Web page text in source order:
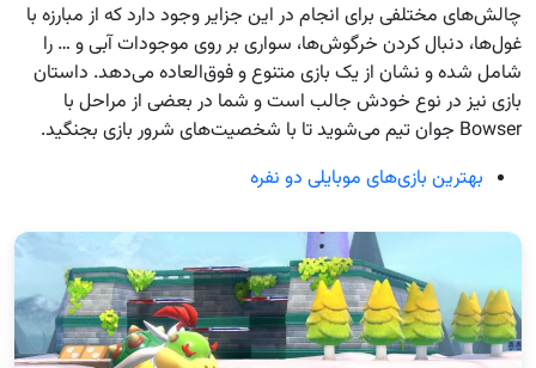
چالش‌های مختلفی برای انجام در این جزایر وجود دارد که از مبارزه‌ با
غول‌ها، دنبال کردن خرگوش‌ها، سواری بر روی موجودات آبی و … را
شامل شده و نشان از یک بازی متنوع و فوق‌العاده می‌دهد. داستان
بازی نیز در نوع خودش جالب است و شما در بعضی از مراحل با
Bowser جوان تیم می‌شوید تا با شخصیت‌های شرور بازی بجنگید.
بهترین بازی‌های موبایلی دو نفره